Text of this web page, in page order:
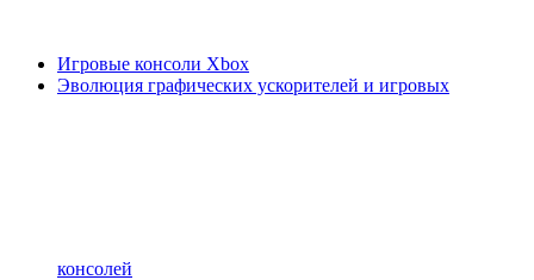
Игровые консоли Xbox
Эволюция графических ускорителей и игровых
консолей